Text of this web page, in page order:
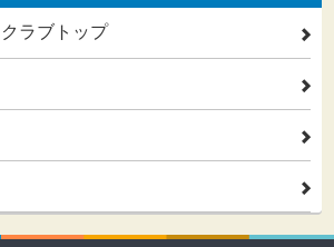
ラブトップ 2
2
2
2